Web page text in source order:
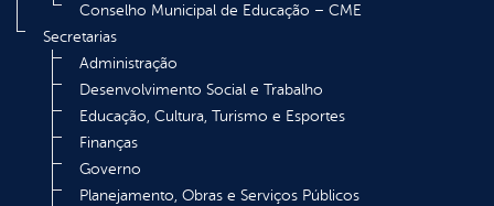
Conselho Municipal de Educação – CME
Secretarias
Administração
Desenvolvimento Social e Trabalho
Educação, Cultura, Turismo e Esportes
Finanças
Governo
Planejamento, Obras e Serviços Públicos